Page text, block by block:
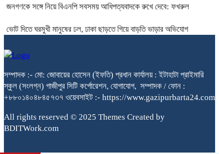
জনগণকে সঙ্গে নিয়ে বিএনপি সবসময় আধিপত্যবাদকে রুখে দেবে: ফখরুল
ভোট দিতে ঘরমুখী মানুষের ঢল, ঢাকা ছাড়তে গিয়ে বাড়তি ভাড়ার অভিযোগ
সম্পাদক :- মো: জোবায়ের হোসেন (ইফতি) প্রধান কার্যালয় : ইটাহাটা প্রাইমারি
স্কুল (সংলগ্ন) গাজীপুর সিটি কর্পোরেশন, যোগাযোগ, সম্পাদক / ফোন :
+৮৮০১৪০৪৮৪৫৭৩৭ ওয়েবসাইট :- https://www.gazipurbarta24.com
All rights reserved © 2025 Themes Created by
BDITWork.com